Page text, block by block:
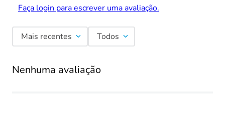
Faça login para escrever uma avaliação.
Mais recentes Todos
Nenhuma avaliação